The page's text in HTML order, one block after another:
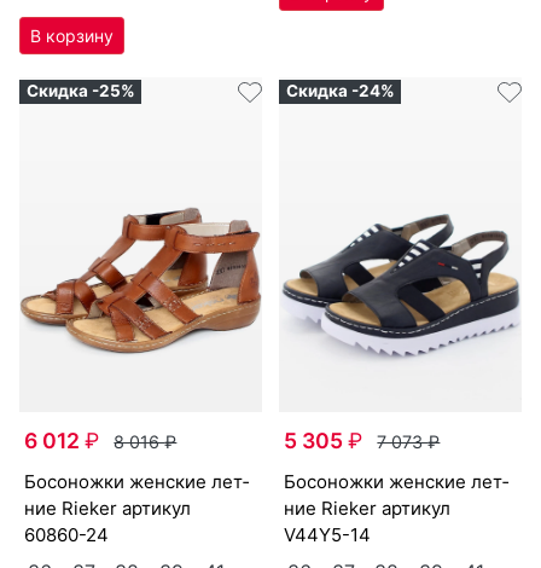
Скидка -25%
6 012₽ 8 016₽
бо­сонож­ки женс­кие лет­
ние Ri­eker артикул
60860-24
Скидка -24%
5 305₽ 7 073₽
бо­сонож­ки женс­кие лет­
ние Ri­eker артикул
V44Y5-14